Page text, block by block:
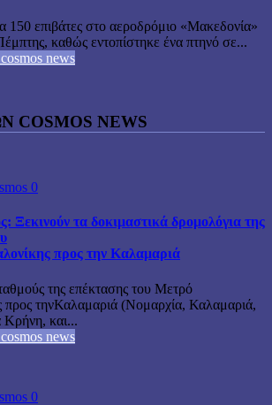
150 επιβάτες στο αεροδρόμιο «Μακεδονία»
καθώς εντοπίστηκε ένα πτηνό σε...
news
NEWS
0
Ξεκινούν τα δοκιμαστικά δρομολόγια της
προς την Καλαμαριά
της επέκτασης του Μετρό
προς τηνΚαλαμαριά (Νομαρχία, Καλαμαριά,
και...
news
0